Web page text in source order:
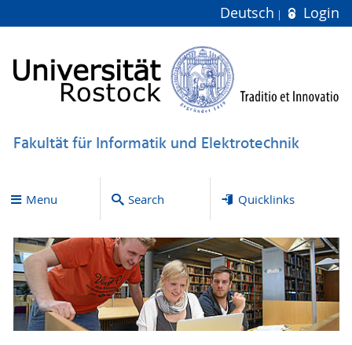
Deutsch Login
Fakultät für Informatik und Elektrotechnik
Menu Search Quicklinks